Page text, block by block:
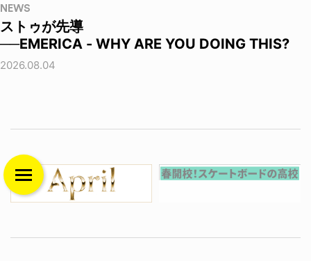
NEWS
ストゥが先導
──EMERICA - WHY ARE YOU DOING THIS?
2026.08.04